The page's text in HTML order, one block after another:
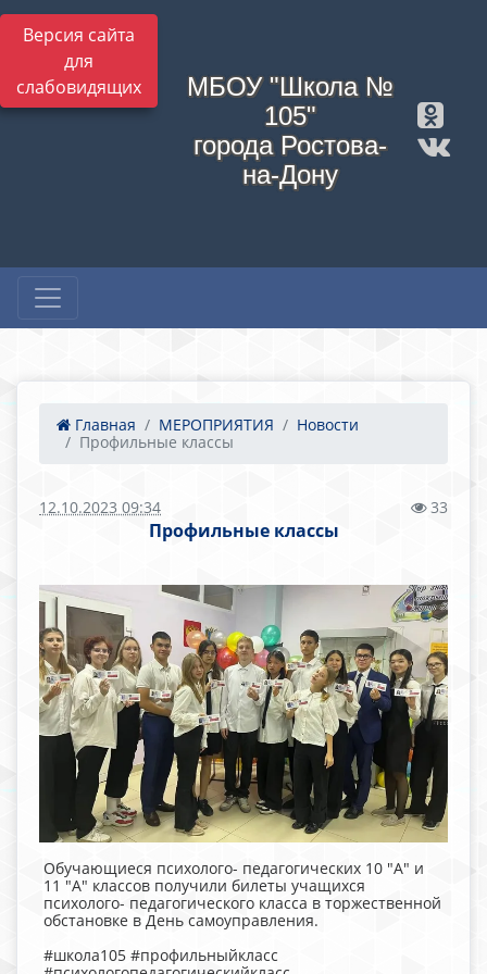
Версия сайта
для
слабовидящих
МБОУ "Школа №
105"
города Ростова-
на-Дону
Главная МЕРОПРИЯТИЯ
Новости
Профильные классы
12.10.2023 09:34 33
Профильные классы
Обучающиеся психолого- педагогических 10 "А" и
11 "А" классов получили билеты учащихся
психолого- педагогического класса в торжественной
обстановке в День самоуправления.
#школа105 #профильныйкласс